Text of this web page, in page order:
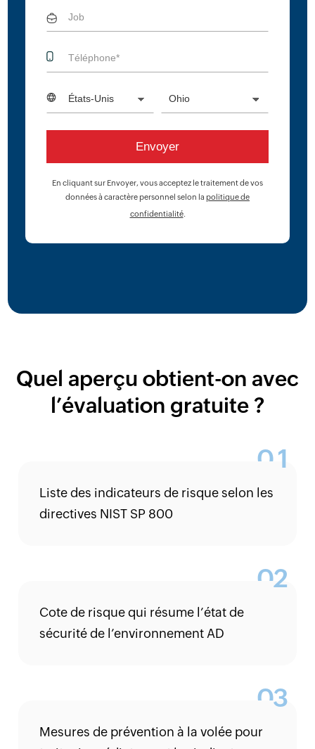
En cliquant sur Envoyer, vous acceptez le traitement de vos
données à caractère personnel selon la politique de
confidentialité.
Quel aperçu obtient-on avec
l’évaluation gratuite ?
1
Liste des indicateurs de risque selon les
directives NIST SP 800
2
Cote de risque qui résume l’état de
sécurité de l’environnement AD
3
Mesures de prévention à la volée pour